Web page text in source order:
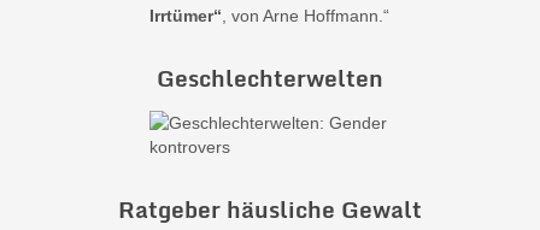
Irrtümer“ , von Arne Hoffmann.“
Geschlechterwelten
Ratgeber häusliche Gewalt